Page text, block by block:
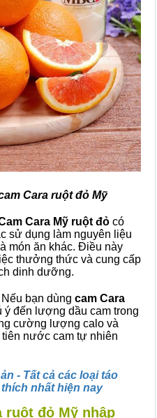
Cara ruột đỏ Mỹ
Cara Mỹ ruột đỏ có
sử dụng làm nguyên liệu
món ăn khác. Điều này
thưởng thức và cung cấp
dinh dưỡng.
Nếu bạn dùng cam Cara
đến lượng dầu cam trong
cường lượng calo và
nước cam tự nhiên
- Tất cả các loại táo
nhất hiện nay
ruột đỏ Mỹ nhập